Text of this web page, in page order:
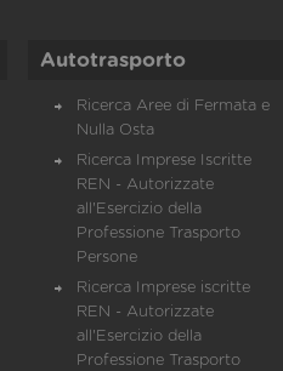
Autotrasporto
Ricerca Aree di Fermata e
Nulla Osta
Ricerca Imprese Iscritte
REN - Autorizzate
all'Esercizio della
Professione Trasporto
Persone
Ricerca Imprese iscritte
REN - Autorizzate
all'Esercizio della
Professione Trasporto